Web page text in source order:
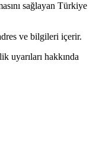
sağlayan Türkiye
ve bilgileri içerir.
uyarıları hakkında